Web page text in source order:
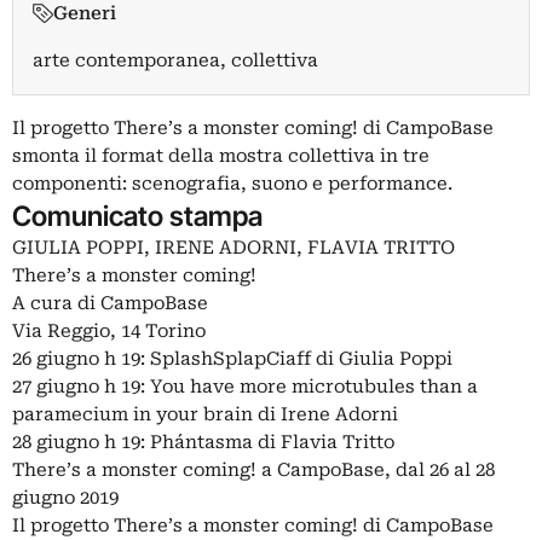
Generi
arte contemporanea, collettiva
Il progetto There’s a monster coming! di CampoBase
smonta il format della mostra collettiva in tre
componenti: scenografia, suono e performance.
Comunicato stampa
GIULIA POPPI, IRENE ADORNI, FLAVIA TRITTO
There’s a monster coming!
A cura di CampoBase
Via Reggio, 14 Torino
26 giugno h 19: SplashSplapCiaff di Giulia Poppi
27 giugno h 19: You have more microtubules than a
paramecium in your brain di Irene Adorni
28 giugno h 19: Phántasma di Flavia Tritto
There’s a monster coming! a CampoBase, dal 26 al 28
giugno 2019
Il progetto There’s a monster coming! di CampoBase